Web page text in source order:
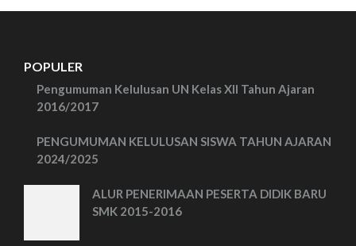
POPULER
Pengumuman Kelulusan UN Kelas XII Tahun Ajaran
2016/2017
PENGUMUMAN KELULUSAN SISWA TAHUN AJARAN
2024/2025
ALUR PENERIMAAN PESERTA DIDIK BARU
SMK 2015-2016